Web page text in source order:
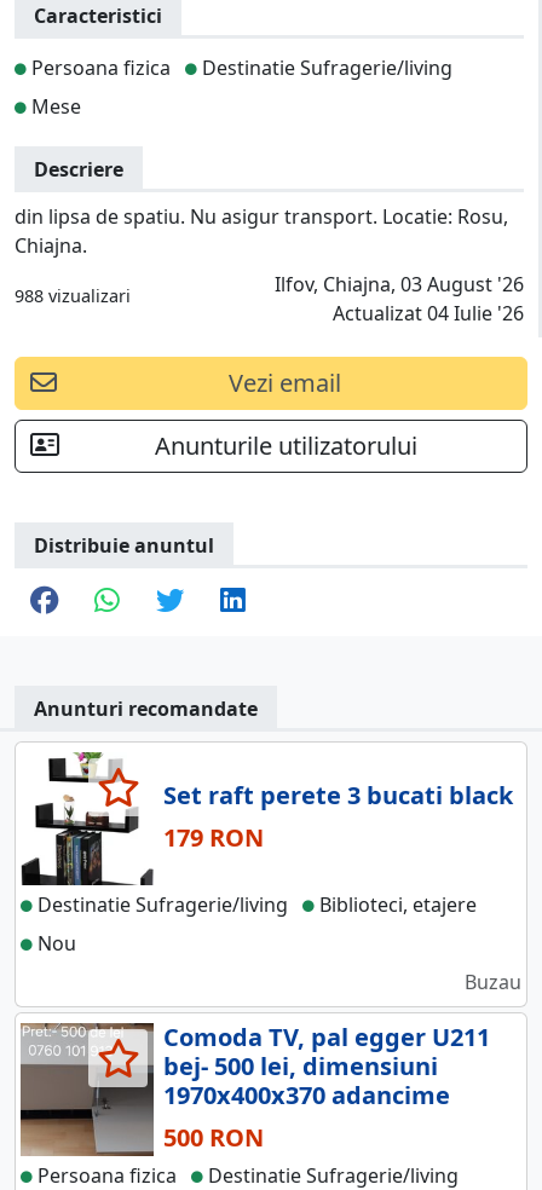
Caracteristici
Persoana fizica
Destinatie Sufragerie/living
Mese
Descriere
din lipsa de spatiu. Nu asigur transport. Locatie: Rosu,
Chiajna.
988 vizualizari
Ilfov, Chiajna, 03 August '26
Actualizat 04 Iulie '26
Vezi email
Anunturile utilizatorului
Distribuie anuntul
Anunturi recomandate
Set raft perete 3 bucati black
179 RON
Destinatie Sufragerie/living
Biblioteci, etajere
Nou
Buzau
Comoda TV, pal egger U211
bej- 500 lei, dimensiuni
1970x400x370 adancime
500 RON
Persoana fizica
Destinatie Sufragerie/living